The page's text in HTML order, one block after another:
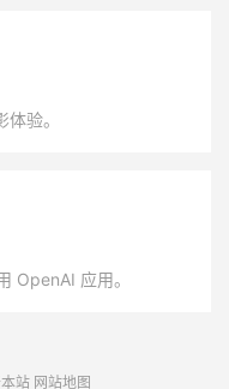
验。
OpenAI 应用。
站 网站地图